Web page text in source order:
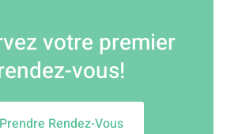
votre premier
vous!
Prendre Rendez-Vous